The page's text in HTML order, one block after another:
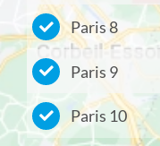
Paris 8
Paris 9
Paris 10